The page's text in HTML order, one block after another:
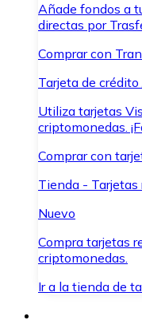
Añade fondos a
directas por
Comprar con
Tarjeta de
Utiliza tarjetas
criptomonedas.
Comprar con
Tienda - Tarjetas
Nuevo
Compra tarjetas
criptomonedas.
Ir a la tienda de